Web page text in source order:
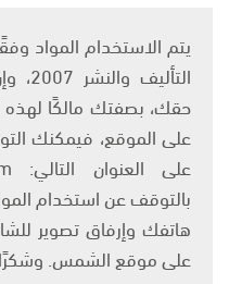
حقك، بصفتك مالكًا
على الموقع، فيمكنك
بالتوقف عن استخدام
هاتفك وإرفاق تصوير
على موقع الشمس.